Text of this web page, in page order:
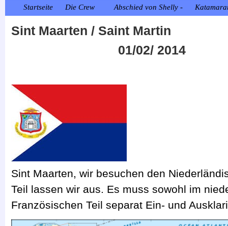
Startseite Die Crew Abschied von Shelly -
Sint Maarten /
01/02/ 2014
Sint Maarten, wir besuchen den
Teil lassen wir aus. Es muss sowohl im
Französischen Teil separat Ein- und